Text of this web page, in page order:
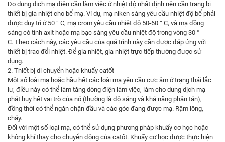
Do dung dịch mạ điện cần làm việc ở nhiệt độ nhất định nên cần trang bị
thiết bị gia nhiệt cho bể mạ. Ví dụ, mạ niken sáng yêu cầu nhiệt độ bể phải
được duy trì ở 50 ° C, mạ crom yêu cầu nhiệt độ 50-60 ° C, và mạ đồng
sáng có tính axit hoặc mạ bạc sáng yêu cầu nhiệt độ trong vòng 30 °
C. Theo cách này, các yêu cầu của quá trình này cần được đáp ứng với
thiết bị trao đổi nhiệt. Để gia nhiệt, gia nhiệt trực tiếp thường được sử
dụng.
2. Thiết bị di chuyển hoặc khuấy catốt
Một số loài mạ hoặc hầu hết các loài mạ yêu cầu cực âm ở trạng thái lắc
lư, điều này có thể làm tăng dòng điện làm việc, làm cho dung dịch mạ
phát huy hết vai trò của nó (thường là độ sáng và khả năng phân tán),
đồng thời có thể ngăn chặn đầu và các góc đang được mạ. Rậm lông,
cháy.
Đối với một số loại mạ, có thể sử dụng phương pháp khuấy cơ học hoặc
không khí thay cho chuyển động của catốt. Khuấy cơ học được thực hiện